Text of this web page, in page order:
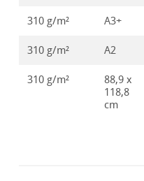
310 g/m² A3+
310 g/m² A2
310 g/m²
88,9 x
118,8
cm